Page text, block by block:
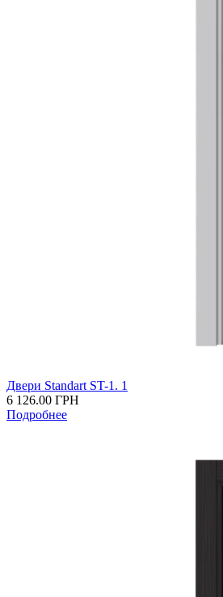
Двери Standart ST-1. 1
6 126.00 ГРН
Подробнее